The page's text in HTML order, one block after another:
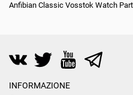
Anfibian Classic Vosstok Watch
INFORMAZIONE